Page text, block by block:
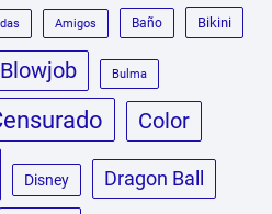
Amigos Baño Bikini
Blowjob Bulma
Color
Disney Dragon Ball